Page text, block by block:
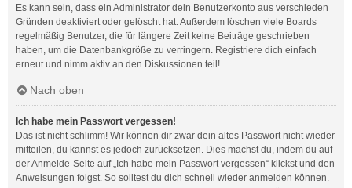
Es kann sein, dass ein Administrator dein Benutzerkonto aus verschieden
Gründen deaktiviert oder gelöscht hat. Außerdem löschen viele Boards
regelmäßig Benutzer, die für längere Zeit keine Beiträge geschrieben
haben, um die Datenbankgröße zu verringern. Registriere dich einfach
erneut und nimm aktiv an den Diskussionen teil!
Nach oben
Ich habe mein Passwort vergessen!
Das ist nicht schlimm! Wir können dir zwar dein altes Passwort nicht wieder
mitteilen, du kannst es jedoch zurücksetzen. Dies machst du, indem du auf
der Anmelde-Seite auf „Ich habe mein Passwort vergessen“ klickst und den
Anweisungen folgst. So solltest du dich schnell wieder anmelden können.